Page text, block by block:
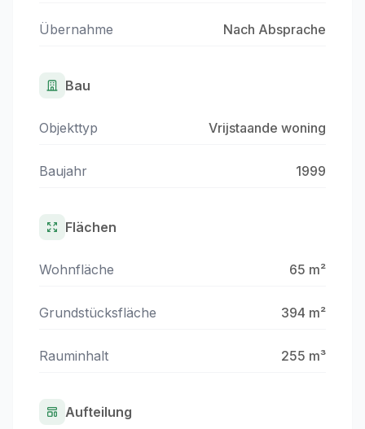
Übernahme Nach Absprache
Bau
Objekttyp Vrijstaande woning
Baujahr 1999
Flächen
Wohnfläche 65 m²
Grundstücksfläche 394 m²
Rauminhalt 255 m³
Aufteilung